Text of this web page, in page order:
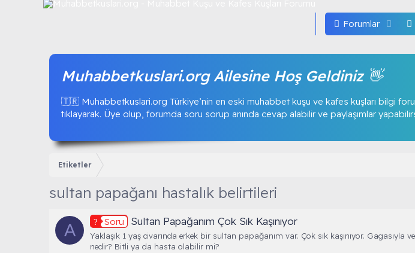
Forumlar
Muhabbetkuslari.org Ailesine Hoş Geldiniz 👋
🇹🇷 Muhabbetkuslari.org Türkiye’nin en eski muhabbet kuşu ve kafes kuşları bilgi
tıklayarak. Üye olup, forumda soru sorup anında cevap alabilir ve paylaşımlar
Etiketler
sultan papağanı hastalık belirtileri
A Soru Sultan Papağanım Çok Sık Kaşınıyor
Yaklaşık 1 yaş civarında erkek bir sultan papağanım var. Çok sık kaşınıyor. Gagasıyla
nedir? Bitli ya da hasta olabilir mi?